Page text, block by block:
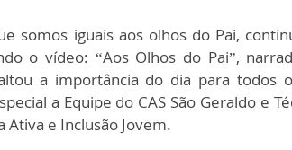
somos iguais aos olhos do Pai,
o vídeo: “Aos Olhos do Pai”,
a importância do dia para todos
a Equipe do CAS São Geraldo e
Ativa e Inclusão Jovem.